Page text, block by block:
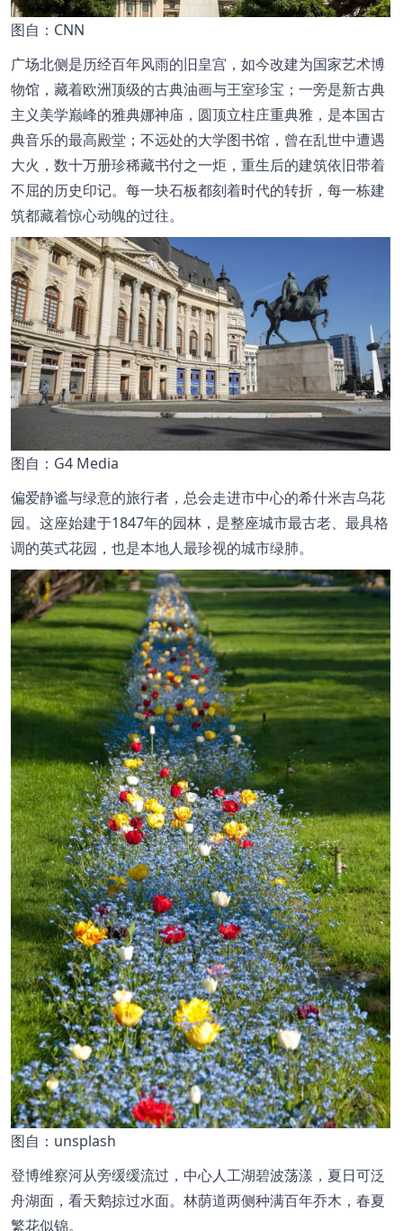
图自：CNN
广场北侧是历经百年风雨的旧皇宫，如今改建为国家艺术博
物馆，藏着欧洲顶级的古典油画与王室珍宝；一旁是新古典
主义美学巅峰的雅典娜神庙，圆顶立柱庄重典雅，是本国古
典音乐的最高殿堂；不远处的大学图书馆，曾在乱世中遭遇
大火，数十万册珍稀藏书付之一炬，重生后的建筑依旧带着
不屈的历史印记。每一块石板都刻着时代的转折，每一栋建
筑都藏着惊心动魄的过往。
图自：G4 Media
偏爱静谧与绿意的旅行者，总会走进市中心的希什米吉乌花
园。这座始建于1847年的园林，是整座城市最古老、最具格
调的英式花园，也是本地人最珍视的城市绿肺。
图自：unsplash
登博维察河从旁缓缓流过，中心人工湖碧波荡漾，夏日可泛
舟湖面，看天鹅掠过水面。林荫道两侧种满百年乔木，春夏
繁花似锦。